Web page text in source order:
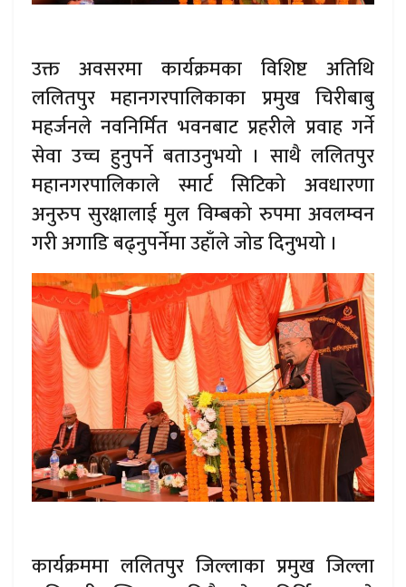
उक्त अवसरमा कार्यक्रमका विशिष्ट अतिथि
ललितपुर महानगरपालिकाका प्रमुख चिरीबाबु
महर्जनले नवनिर्मित भवनबाट प्रहरीले प्रवाह गर्ने
सेवा उच्च हुनुपर्ने बताउनुभयो । साथै ललितपुर
महानगरपालिकाले स्मार्ट सिटिको अवधारणा
अनुरुप सुरक्षालाई मुल विम्बको रुपमा अवलम्वन
गरी अगाडि बढ्नुपर्नेमा उहाँले जोड दिनुभयो ।
कार्यक्रममा ललितपुर जिल्लाका प्रमुख जिल्ला